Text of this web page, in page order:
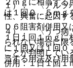
１）． 〈アルツ
性、興奮に起因す
Ｄ６阻害剤併用又
１日１回１ｍｇに
に１回又は１回０
当する用法及び用
は１回０．５ｍｇ
４）． 〈うつ病
られない場合に限
ことが判明してい
併用：１日１回１